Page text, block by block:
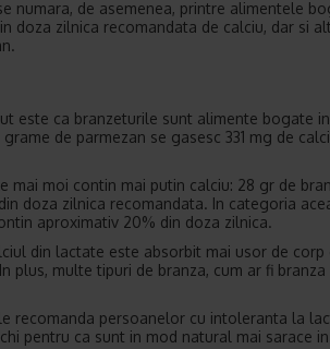
numara, de asemenea, printre alimentele
doza zilnica recomandata de calciu, dar si
este ca branzeturile sunt alimente bogate
de parmezan se gasesc 331 mg de
mai moi contin mai putin calciu: 28 gr de
doza zilnica recomandata. In categoria
aproximativ 20% din doza zilnica.
din lactate este absorbit mai usor de corp
plus, multe tipuri de branza, cum ar fi branza
recomanda persoanelor cu intoleranta la
pentru ca sunt in mod natural mai sarace